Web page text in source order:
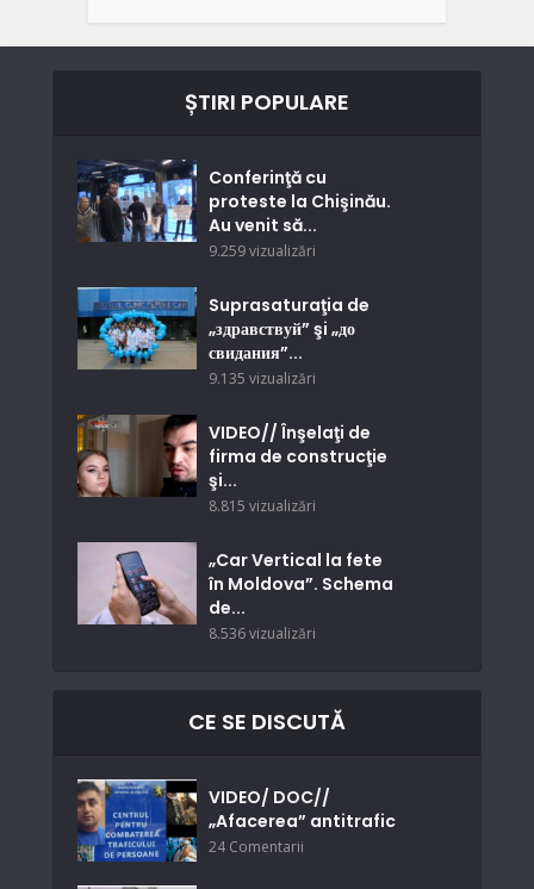
ȘTIRI POPULARE
Conferinţă cu
proteste la Chişinău.
Au venit să...
9.259 vizualizări
Suprasaturaţia de
„здравствуй” şi „до
свидания”...
9.135 vizualizări
VIDEO// Înşelaţi de
firma de construcţie
şi...
8.815 vizualizări
„Car Vertical la fete
în Moldova”. Schema
de...
8.536 vizualizări
CE SE DISCUTĂ
VIDEO/ DOC//
„Afacerea” antitrafic
24 Comentarii